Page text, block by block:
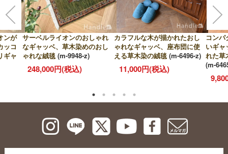
ンが
ッコ
ギャ
サーベルライオンのおしゃれ
なギャッベ、草木染めのおし
ゃれな絨毯 (m-9948-z)
248,000円(税込)
カラフルな木が描かれたおし
ゃれなギャッベ、座布団に使
える草木染の絨毯 (m-6496-z)
11,000円(税込)
コン
いギャ
れた草
(m-